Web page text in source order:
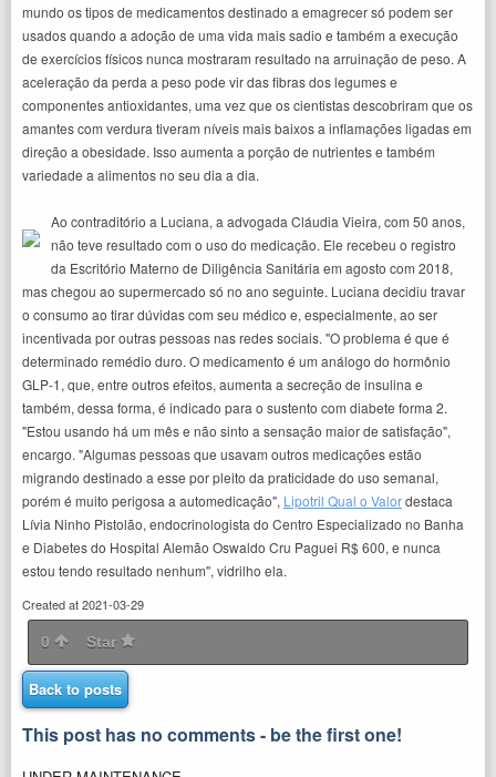
mundo os tipos de medicamentos destinado a emagrecer só podem ser
usados quando a adoção de uma vida mais sadio e também a execução
de exercícios físicos nunca mostraram resultado na arruinação de peso. A
aceleração da perda a peso pode vir das fibras dos legumes e
componentes antioxidantes, uma vez que os cientistas descobriram que os
amantes com verdura tiveram níveis mais baixos a inflamações ligadas em
direção a obesidade. Isso aumenta a porção de nutrientes e também
variedade a alimentos no seu dia a dia.
Ao contraditório a Luciana, a advogada Cláudia Vieira, com 50 anos,
não teve resultado com o uso do medicação. Ele recebeu o registro
da Escritório Materno de Diligência Sanitária em agosto com 2018,
mas chegou ao supermercado só no ano seguinte. Luciana decidiu travar
o consumo ao tirar dúvidas com seu médico e, especialmente, ao ser
incentivada por outras pessoas nas redes sociais. "O problema é que é
determinado remédio duro. O medicamento é um análogo do hormônio
GLP-1, que, entre outros efeitos, aumenta a secreção de insulina e
também, dessa forma, é indicado para o sustento com diabete forma 2.
"Estou usando há um mês e não sinto a sensação maior de satisfação",
encargo. "Algumas pessoas que usavam outros medicações estão
migrando destinado a esse por pleito da praticidade do uso semanal,
porém é muito perigosa a automedicação", Lipotril Qual o Valordestaca
Lívia Ninho Pistolão, endocrinologista do Centro Especializado no Banha
e Diabetes do Hospital Alemão Oswaldo Cru Paguei R$ 600, e nunca
estou tendo resultado nenhum", vidrilho ela.
Created at 2021-03-29
0 Star
Back to posts
This post has no comments - be the first one!